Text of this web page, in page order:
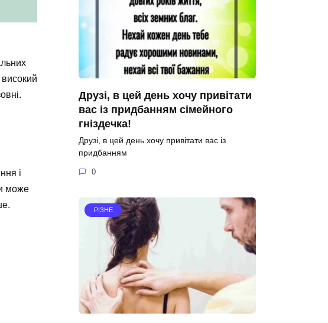
і
може
Друзі, в цей день хочу привітати
вас із придбанням сімейного
гніздечка!
Друзі, в цей день хочу привітати вас із
придбанням
0
РІЗНЕ